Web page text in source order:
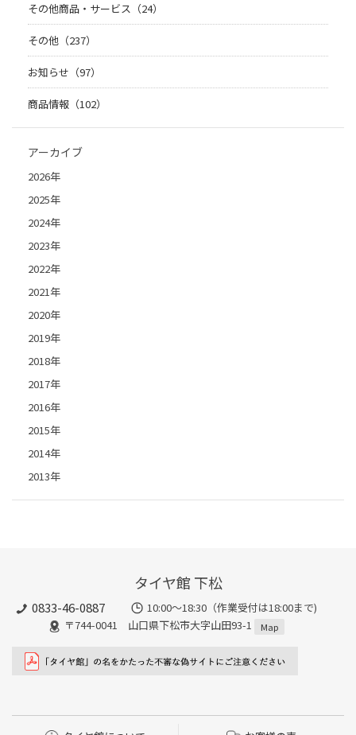
その他商品・サービス（24）
その他（237）
お知らせ（97）
商品情報（102）
アーカイブ
2026年
2025年
2024年
2023年
2022年
2021年
2020年
2019年
2018年
2017年
2016年
2015年
2014年
2013年
タイヤ館 下松
0833-46-0887
10:00～18:30（作業受付は18:00まで)
〒744-0041 山口県下松市大字山田93-1
Map